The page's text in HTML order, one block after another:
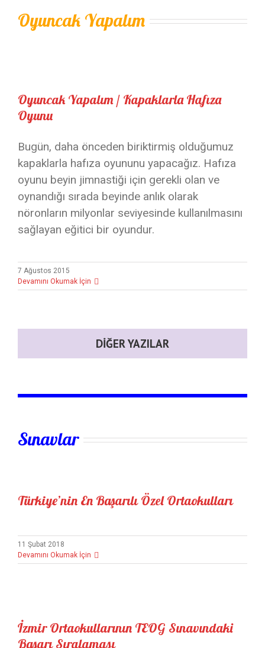
Oyuncak Yapalım
Oyuncak Yapalım / Kapaklarla Hafıza
Oyunu
Bugün, daha önceden biriktirmiş olduğumuz
kapaklarla hafıza oyununu yapacağız. Hafıza
oyunu beyin jimnastiği için gerekli olan ve
oynandığı sırada beyinde anlık olarak
nöronların milyonlar seviyesinde kullanılmasını
sağlayan eğitici bir oyundur.
7 Ağustos 2015
Devamını Okumak İçin
DIĞER YAZILAR
Sınavlar
Türkiye’nin En Başarılı Özel Ortaokulları
11 Şubat 2018
Devamını Okumak İçin
İzmir Ortaokullarının TEOG Sınavındaki
Başarı Sıralaması